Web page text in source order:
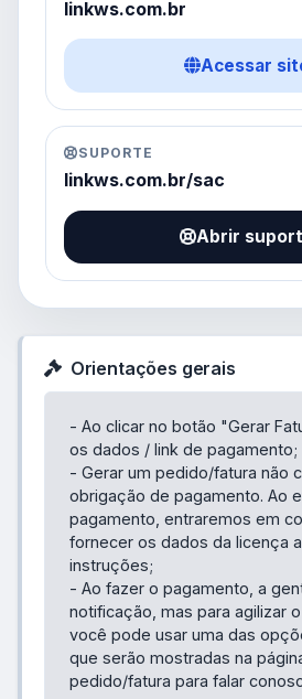
linkws.com.br
Acessar
SUPORTE
linkws.com.br/sac
Abrir
Orientações gerais
- Ao clicar no botão "Gerar
os dados / link de pagamento;
- Gerar um pedido/fatura não
obrigação de pagamento. Ao
pagamento, entraremos em
fornecer os dados da licença
instruções;
- Ao fazer o pagamento, a
notificação, mas para agilizar
você pode usar uma das
que serão mostradas na
pedido/fatura para falar